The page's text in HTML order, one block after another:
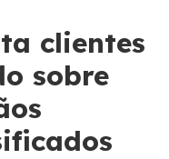
clientes
sobre